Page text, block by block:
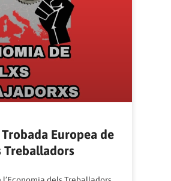
Europea de
Treballadors